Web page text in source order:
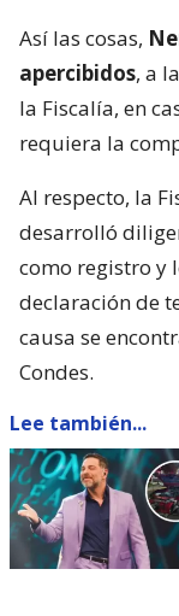
Así las cosas,
apercibidos, a
la Fiscalía, en
requiera la
Al respecto, la
desarrolló
como registro y
declaración de
causa se
Condes.
Lee también...